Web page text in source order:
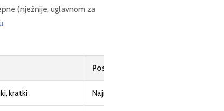
(nježnije, uglavnom za
.
Posebnosti
kratki Najrobustnija sorta, pogodna za ribnjake